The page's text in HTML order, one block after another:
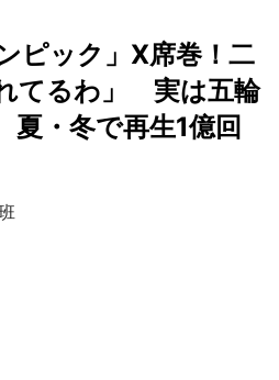
ピック」X席巻！二
てるわ」 実は五輪
夏・冬で再生1億回